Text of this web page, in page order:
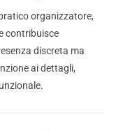
organizzatore,
contribuisce
discreta ma
ai dettagli,